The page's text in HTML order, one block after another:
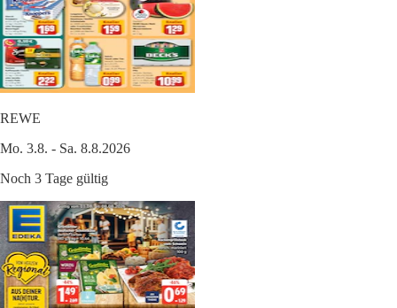
REWE
Mo. 3.8. - Sa. 8.8.2026
Noch 3 Tage gültig